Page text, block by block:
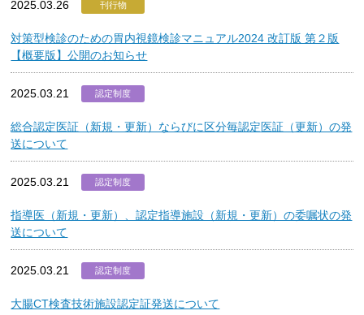
2025.03.26 刊行物
対策型検診のための胃内視鏡検診マニュアル2024 改訂版 第２版
【概要版】公開のお知らせ
2025.03.21 認定制度
総合認定医証（新規・更新）ならびに区分毎認定医証（更新）の発
送について
2025.03.21 認定制度
指導医（新規・更新）、認定指導施設（新規・更新）の委嘱状の発
送について
2025.03.21 認定制度
大腸CT検査技術施設認定証発送について